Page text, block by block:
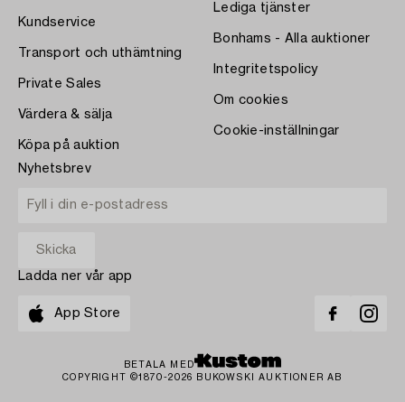
Kundservice
Transport och uthämtning
Private Sales
Värdera & sälja
Köpa på auktion
Lediga tjänster
Bonhams - Alla auktioner
Integritetspolicy
Om cookies
Cookie-inställningar
Nyhetsbrev
Ladda ner vår app
App Store
BETALA MED
COPYRIGHT ©1870-2026 BUKOWSKI AUKTIONER AB